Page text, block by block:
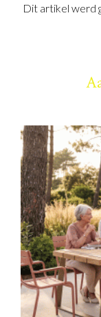
Dit artikel werd